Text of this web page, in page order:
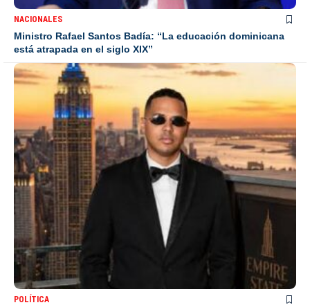
NACIONALES
Ministro Rafael Santos Badía: “La educación dominicana
está atrapada en el siglo XIX”
POLÍTICA